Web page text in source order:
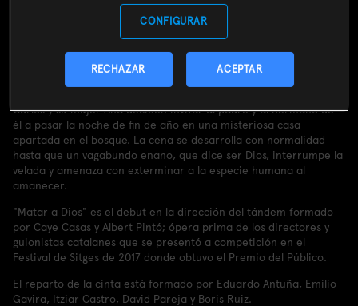
Valoración de usuarios
3
Sinopsis
Carlos y su mujer Ana deciden invitar al padre y al hermano de
él a pasar la noche de fin de año en una misteriosa casa
apartada en el bosque. La cena se desarrolla con normalidad
hasta que un vagabundo enano, que dice ser Dios, interrumpe la
velada y amenaza con exterminar a la especie humana al
amanecer.
"Matar a Dios" es el debut en la dirección del tándem formado
por Caye Casas y Albert Pintó; ópera prima de los directores y
guionistas catalanes que se presentó a competición en el
Festival de Sitges de 2017 donde obtuvo el Premio del Público.
El reparto de la cinta está formado por Eduardo Antuña, Emilio
Gavira, Itziar Castro, David Pareja y Boris Ruiz.
CONFIGURAR
RECHAZAR ACEPTAR